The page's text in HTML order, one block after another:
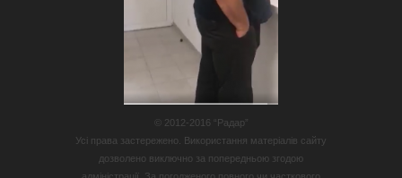
© 2012-2016 “Радар”
Усі права застережено. Використання матеріалів сайту
дозволено виключно за попередньою згодою